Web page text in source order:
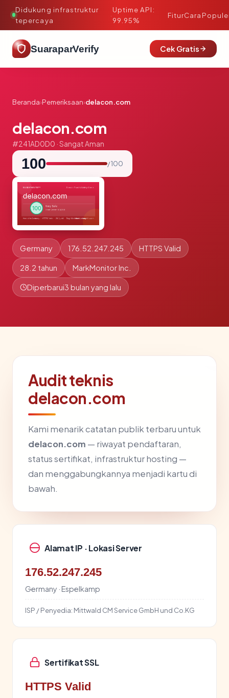
Didukung infrastruktur
tepercaya
·
Uptime API:
99.95%
FiturCara
SuaraparVerify Cek Gratis
Beranda›Pemeriksaan›delacon.com
delacon.com
#241AD0D0 · Sangat Aman
100 / 100
Germany 176.52.247.245 HTTPS Valid
28.2 tahun MarkMonitor Inc.
Diperbarui3 bulan yang lalu
Audit teknis
delacon.com
Kami menarik catatan publik terbaru untuk
delacon.com — riwayat pendaftaran,
status sertifikat, infrastruktur hosting —
dan menggabungkannya menjadi kartu di
bawah.
Alamat IP · Lokasi Server
176.52.247.245
Germany · Espelkamp
ISP / Penyedia: Mittwald CM Service GmbH und Co.KG
Sertifikat SSL
HTTPS Valid